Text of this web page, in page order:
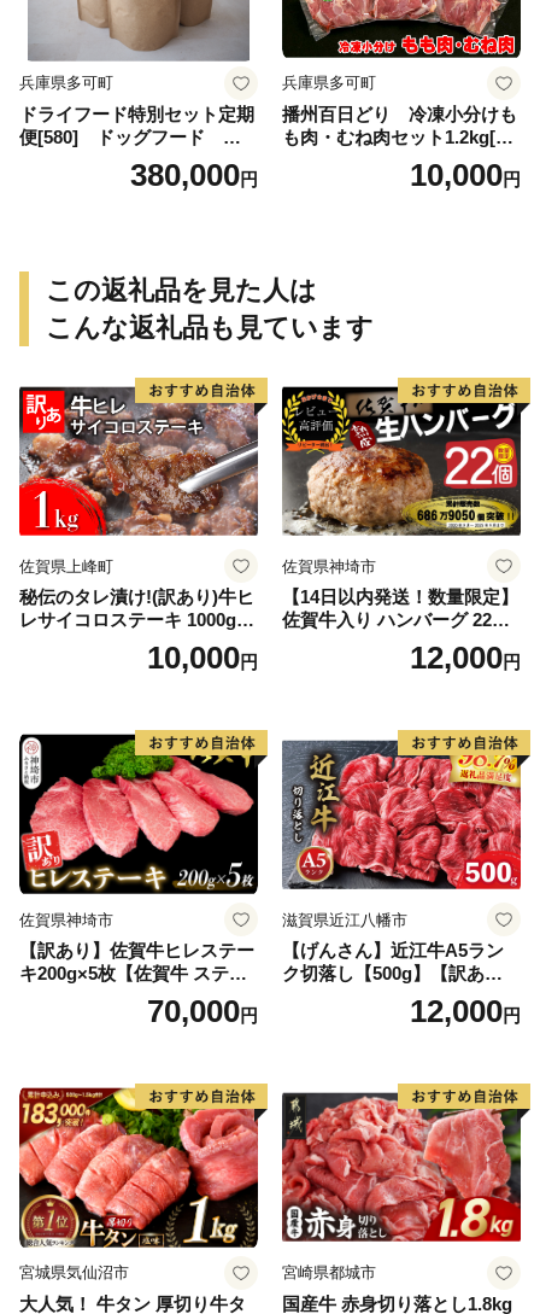
兵庫県多可町
ドライフード特別セット定期
便[580] ドッグフード 無
380,000円
兵庫県多可町
播州百日どり 冷凍小分けも
も肉・むね肉セット1.2kg[66
10,000円
この返礼品を見た人は
こんな返礼品も見ています
佐賀県上峰町
秘伝のタレ漬け!(訳あり)牛ヒ
レサイコロステーキ 1000g
10,000円
佐賀県神埼市
【14日以内発送！数量限定】
佐賀牛入り ハンバーグ 22個
2.6kg(120g×22個)【佐賀牛
黒毛和牛 ブランド牛 九州 ハ
気】(H083106)
12,000円
佐賀県神埼市
【訳あり】佐賀牛ヒレステー
キ200g×5枚【佐賀牛 ステー
キ ブランド肉 ヒレ肉 フィレ
肉 ジューシー ヘルシー】(H0
70,000円
滋賀県近江八幡市
【げんさん】近江牛A5ラン
ク切落し【500g】【訳あり】
12,000円
宮城県気仙沼市
大人気！ 牛タン 厚切り牛タ
宮崎県都城市
国産牛 赤身切り落とし1.8kg